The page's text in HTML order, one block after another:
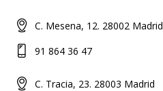
C. Mesena, 12. 28002 Madrid
91 864 36 47
C. Tracia, 23. 28003 Madrid